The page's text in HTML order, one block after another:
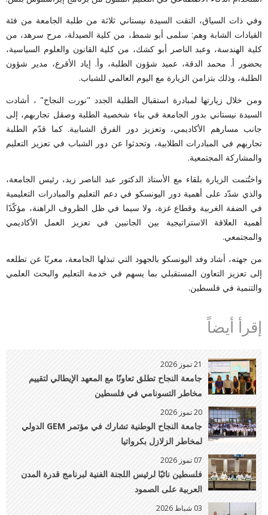
وفي ذات السياق، التقت السيدة نيستاني ثلاثة من طلبة الجامعة من فئة
القيادات الشابة وهم: سلمى أبو شمط، من كلية الصيدلة، مرح سرهد، من
كلية الهندسة، وعبد الناصر أبو كشك، من كلية القانون والعلوم السياسية،
بحضور أ. محمد الدقة، عميد شؤون الطلبة، وأ. إياد الأقرع، مدير شؤون
الطلبة، وذلك بتزامن الزيارة مع اليوم العالمي للشباب.
ومن خلال زيارتها لمبادرة استقبال الطلبة الجدد "نورت النجاح" ، أشادت
السيدة نيستاني بدور الجامعة في بناء شخصية الطلبة وصقل تجاربهم، إلى
جانب مسارهم الأكاديمي، وتعزيز دور الفرق الشبابية. كما قدّم الطلبة
تجاربهم في المبادرات الطلابية، وتحدثوا عن دور الشباب في تعزيز التعليم
والمشاركة المجتمعية.
واختُتمت الزيارة بلقاء مع الأستاذ الدكتور عبد الناصر زيد، رئيس الجامعة،
والذي شدّد على أهمية دور اليونسكو في دعم التعليم والمبادرات التعليمية
في الضفة الغربية وقطاع غزة، ولا سيما في ظل الظروف الراهنة، مؤكّدًا
أهمية العلاقة الاستراتيجية بين الجانبين في تعزيز العمل الأكاديمي
والمجتمعي.
من جهته، أشاد وفد اليونسكو بالجهود التي تبذلها الجامعة، معربًا عن تطلعه
إلى تعزيز التعاون المستقبلي بما يسهم في خدمة التعليم والبحث العلمي
والتنمية في فلسطين.
إقرأ أيضاً
21 تموز 2026
جامعة النجاح تطلق تعاونًا مع المعهد الإيطالي لتقييم
مخاطر التسونامي في فلسطين
20 تموز 2026
جامعة النجاح الوطنية تشارك في مؤتمر GEM الدولي
لمخاطر الزلازل بكرواتيا
07 تموز 2026
فلسطين نائبًا لرئيس اللجنة الفنية لبرنامج قدرة المدن
العربية على الصمود
03 شباط 2026